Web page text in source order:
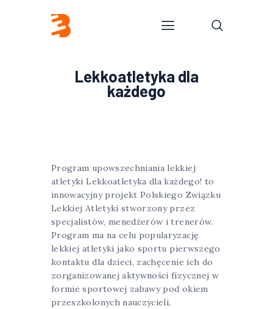
Lekkoatletyka dla
każdego
Program upowszechniania lekkiej
atletyki Lekkoatletyka dla każdego! to
innowacyjny projekt Polskiego Związku
Lekkiej Atletyki stworzony przez
specjalistów, menedżerów i trenerów.
Program ma na celu popularyzację
lekkiej atletyki jako sportu pierwszego
kontaktu dla dzieci, zachęcenie ich do
zorganizowanej aktywności fizycznej w
formie sportowej zabawy pod okiem
przeszkolonych nauczycieli,